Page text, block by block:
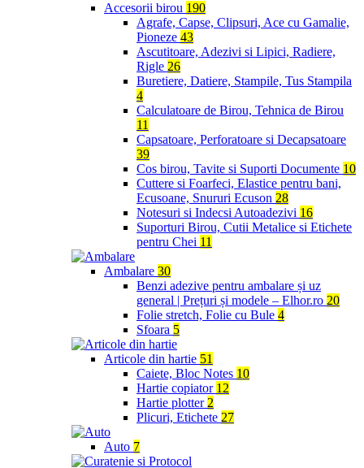
Accesorii birou 190
Agrafe, Capse, Clipsuri, Ace cu Gamalie,
Pioneze 43
Ascutitoare, Adezivi si Lipici, Radiere,
Rigle 26
Buretiere, Datiere, Stampile, Tus Stampila
4
Calculatoare de Birou, Tehnica de Birou
11
Capsatoare, Perforatoare si Decapsatoare
39
Cos birou, Tavite si Suporti Documente 10
Cuttere si Foarfeci, Elastice pentru bani,
Ecusoane, Snururi Ecuson 28
Notesuri si Indecsi Autoadezivi 16
Suporturi Birou, Cutii Metalice si Etichete
pentru Chei 11
Ambalare 30
Benzi adezive pentru ambalare și uz
general | Prețuri și modele – Elhor.ro 20
Folie stretch, Folie cu Bule 4
Sfoara 5
Articole din hartie 51
Caiete, Bloc Notes 10
Hartie copiator 12
Hartie plotter 2
Plicuri, Etichete 27
Auto 7